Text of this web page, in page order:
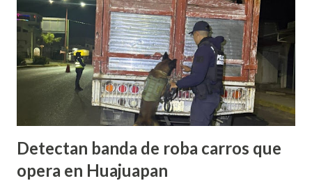
el presidente municipal el 6 de mayo venía viajando sobre la
carretera Huajuapan-Puebla a la altura del municipio de
Petlalcingo , Puebla, cuando sujetos fuertemente armados
lo bajaron de sus camioneta y los secuestraron con fines de
extorsión, donde le pedían una can...
Detectan banda de roba carros que
opera en Huajuapan